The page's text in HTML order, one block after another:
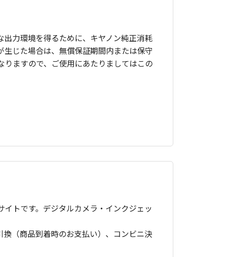
力環境を得るために、キヤノン純正消耗
じた場合は、無償保証期間内または保守
ますので、ご使用にあたりましてはこの
トです。デジタルカメラ・インクジェッ
（商品到着時のお支払い）、コンビニ決